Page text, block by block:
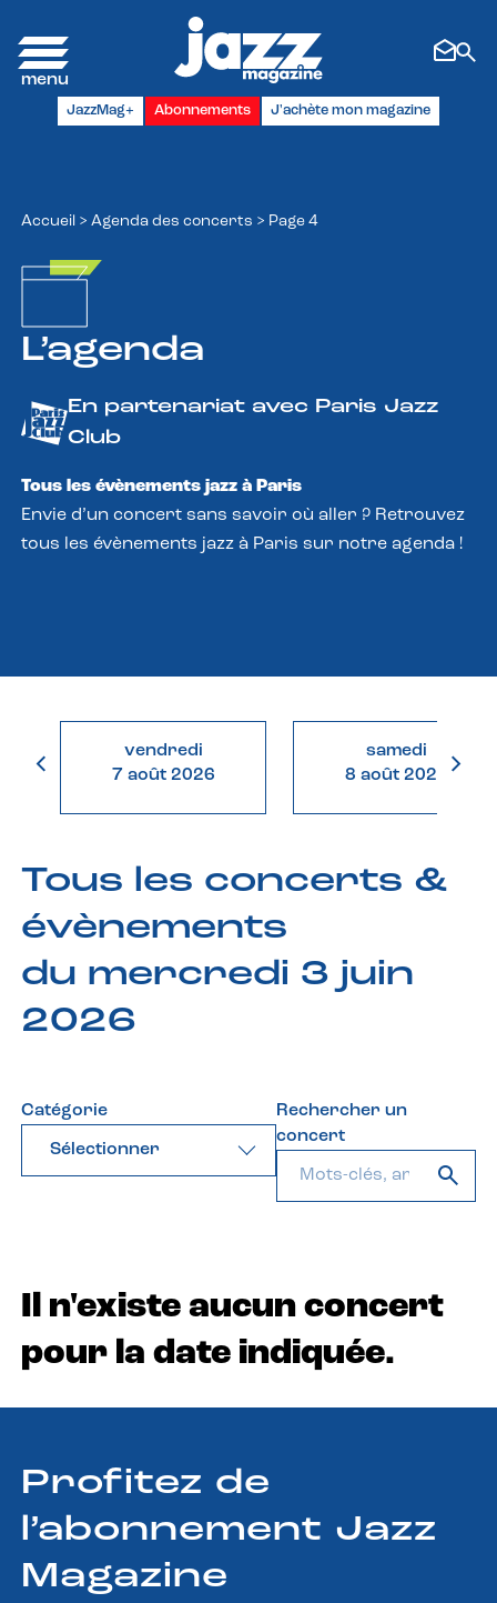
JazzMag+ Abonnements J'achète mon magazine
Accueil > Agenda des concerts > Page 4
L’agenda
En partenariat avec Paris Jazz
Club
Tous les évènements jazz à Paris
Envie d’un concert sans savoir où aller ? Retrouvez
tous les évènements jazz à Paris sur notre agenda !
vendredi
7 août 2026
samedi
8 août 2026
Tous les concerts &
évènements
du mercredi 3 juin
2026
Catégorie
Sélectionner
Rechercher un
concert
Il n'existe aucun concert
pour la date indiquée.
Profitez de
l’abonnement Jazz
Magazine